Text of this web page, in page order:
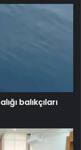
balıkçıları